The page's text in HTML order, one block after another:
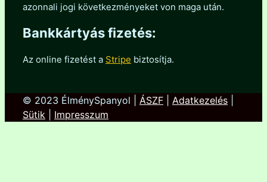
azonnali jogi következményeket von maga után.
Bankkártyás fizetés:
Az online fizetést a Stripe biztosítja.
© 2023 ÉlménySpanyol | ÁSZF Adatkezelés
Sütik
Impresszum